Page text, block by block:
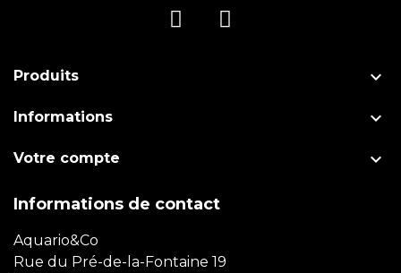
Produits 
Informations 
Votre compte 
Informations de contact
Aquario&Co
Rue du Pré-de-la-Fontaine 19